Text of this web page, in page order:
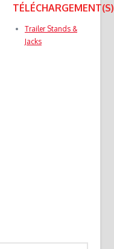
TÉLÉCHARGEMENT(S)
Trailer Stands &
Jacks